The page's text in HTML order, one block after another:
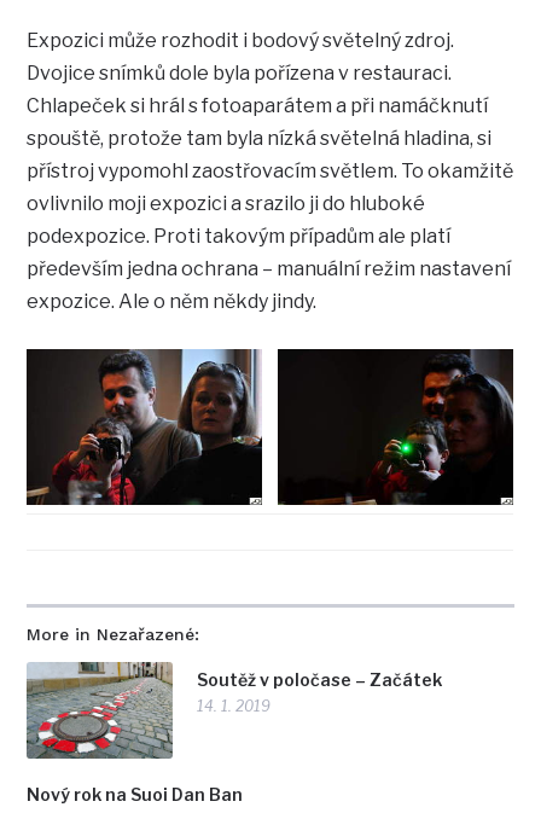
More in Nezařazené:
Soutěž v poločase – Začátek
14. 1. 2019
Nový rok na Suoi Dan Ban
Expozici může rozhodit i bodový světelný zdroj.
Dvojice snímků dole byla pořízena v restauraci.
Chlapeček si hrál s fotoaparátem a při namáčknutí
spouště, protože tam byla nízká světelná hladina, si
přístroj vypomohl zaostřovacím světlem. To okamžitě
ovlivnilo moji expozici a srazilo ji do hluboké
podexpozice. Proti takovým případům ale platí
především jedna ochrana – manuální režim nastavení
expozice. Ale o něm někdy jindy.